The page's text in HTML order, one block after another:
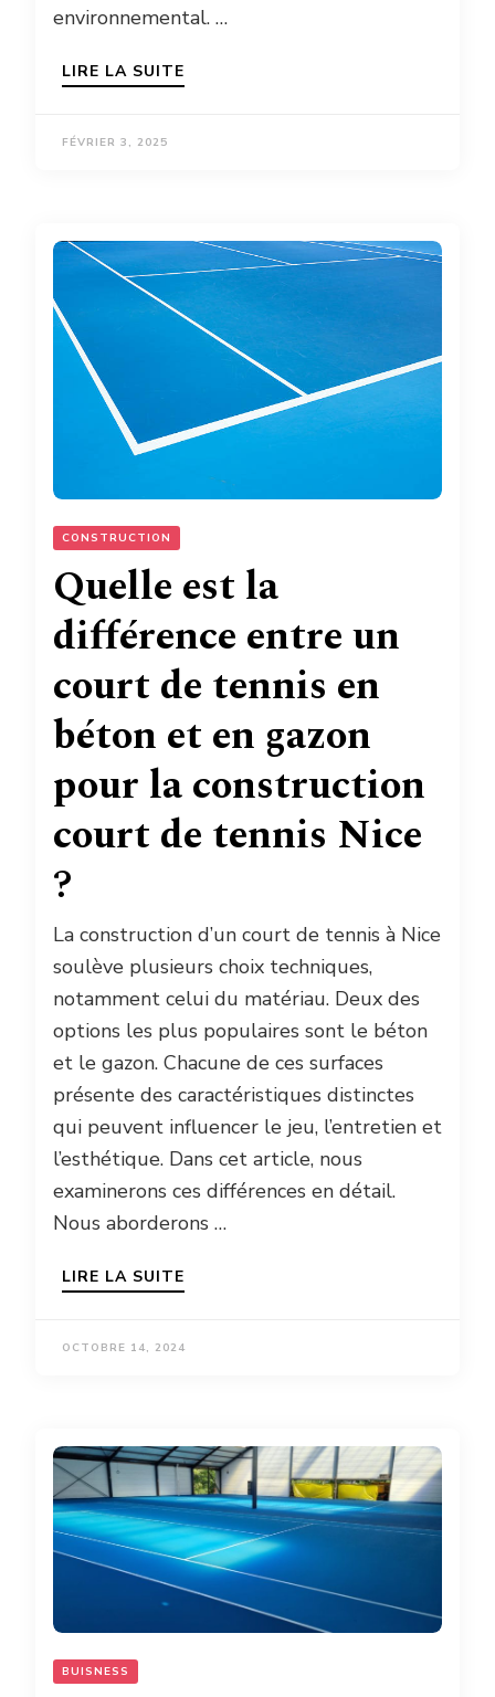
environnemental. …
LIRE LA SUITE
FÉVRIER 3, 2025
CONSTRUCTION
Quelle est la
différence entre un
court de tennis en
béton et en gazon
pour la construction
court de tennis Nice
?
La construction d’un court de tennis à Nice
soulève plusieurs choix techniques,
notamment celui du matériau. Deux des
options les plus populaires sont le béton
et le gazon. Chacune de ces surfaces
présente des caractéristiques distinctes
qui peuvent influencer le jeu, l’entretien et
l’esthétique. Dans cet article, nous
examinerons ces différences en détail.
Nous aborderons …
LIRE LA SUITE
OCTOBRE 14, 2024
BUISNESS